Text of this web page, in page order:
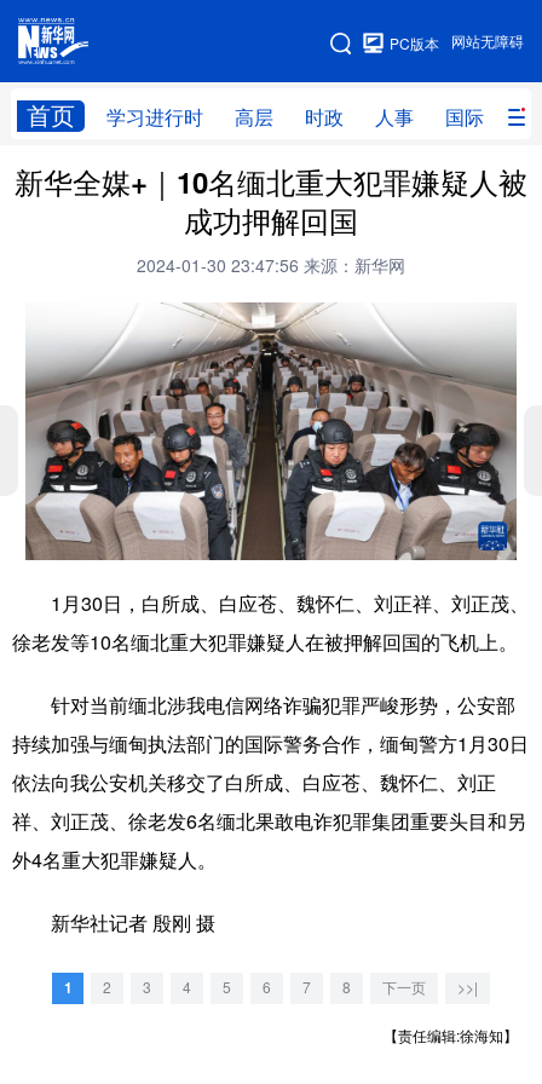
网站无障碍
PC版本
首页 学习进行时 高层 时政 人事 国际 财
网站地图
学习进行时 高层 时政 人事
财经 网评
科创 量子
文化 书画 健康 军事
访谈 视频 图片 政务
法律 中央文件 金融 汽车
食品 人居 信息化 数字经济
城市 旅游 能源 会展
公益 一带一路 亚太网 上市公司
文化产业
北京 天津
辽宁 吉林 上海 江苏
江西
新华全媒+｜10名缅北重大犯罪嫌疑人被
成功押解回国
2024-01-30 23:47:56 来源：新华网
1月30日，白所成、白应苍、魏怀仁、刘正祥、刘正茂、
徐老发等10名缅北重大犯罪嫌疑人在被押解回国的飞机上。
针对当前缅北涉我电信网络诈骗犯罪严峻形势，公安部
持续加强与缅甸执法部门的国际警务合作，缅甸警方1月30日
依法向我公安机关移交了白所成、白应苍、魏怀仁、刘正
祥、刘正茂、徐老发6名缅北果敢电诈犯罪集团重要头目和另
外4名重大犯罪嫌疑人。
新华社记者 殷刚 摄
1 2 3 4 5 6 7 8 下一页 >>|
【责任编辑:徐海知】